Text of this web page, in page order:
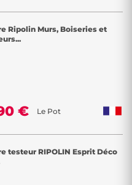
Ripolin Murs, Boiseries et
€ Le Pot
testeur RIPOLIN Esprit Déco